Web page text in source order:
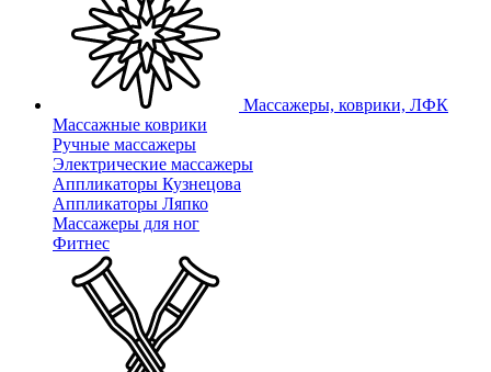
Массажеры, коврики, ЛФК
Массажные коврики
Ручные массажеры
Электрические массажеры
Аппликаторы Кузнецова
Аппликаторы Ляпко
Массажеры для ног
Фитнес